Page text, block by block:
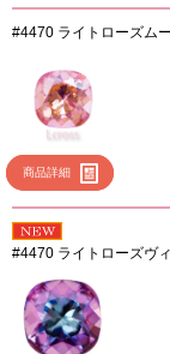
#4470 ライトローズム
商品詳細
#4470 ライトローズヴ